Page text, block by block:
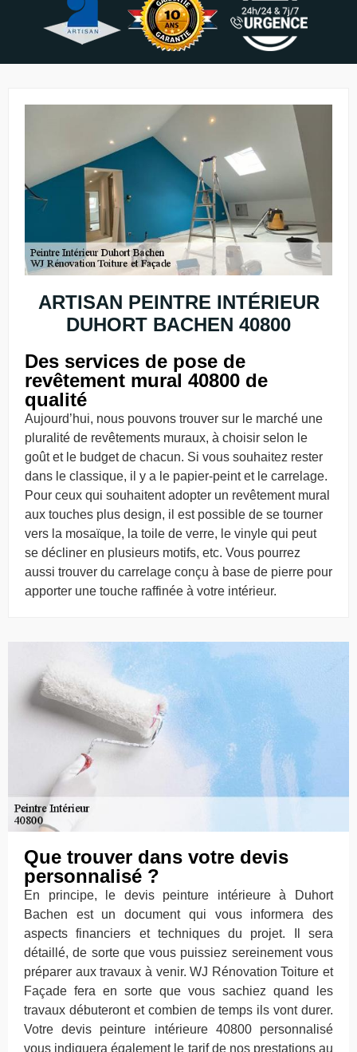
ARTISAN PEINTRE INTÉRIEUR
DUHORT BACHEN 40800
Des services de pose de
revêtement mural 40800 de
qualité
Aujourd’hui, nous pouvons trouver sur le marché une
pluralité de revêtements muraux, à choisir selon le
goût et le budget de chacun. Si vous souhaitez rester
dans le classique, il y a le papier-peint et le carrelage.
Pour ceux qui souhaitent adopter un revêtement mural
aux touches plus design, il est possible de se tourner
vers la mosaïque, la toile de verre, le vinyle qui peut
se décliner en plusieurs motifs, etc. Vous pourrez
aussi trouver du carrelage conçu à base de pierre pour
apporter une touche raffinée à votre intérieur.
Que trouver dans votre devis
personnalisé ?
En principe, le devis peinture intérieure à Duhort
Bachen est un document qui vous informera des
aspects financiers et techniques du projet. Il sera
détaillé, de sorte que vous puissiez sereinement vous
préparer aux travaux à venir. WJ Rénovation Toiture et
Façade fera en sorte que vous sachiez quand les
travaux débuteront et combien de temps ils vont durer.
Votre devis peinture intérieure 40800 personnalisé
vous indiquera également le tarif de nos prestations au